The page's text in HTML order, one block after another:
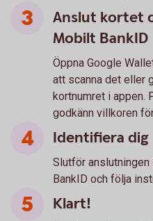
Anslut kortet
Mobilt BankID
Öppna Google
att scanna det eller
kortnumret i appen.
godkänn villkoren
Identifiera dig
Slutför
BankID och följa
Klart!